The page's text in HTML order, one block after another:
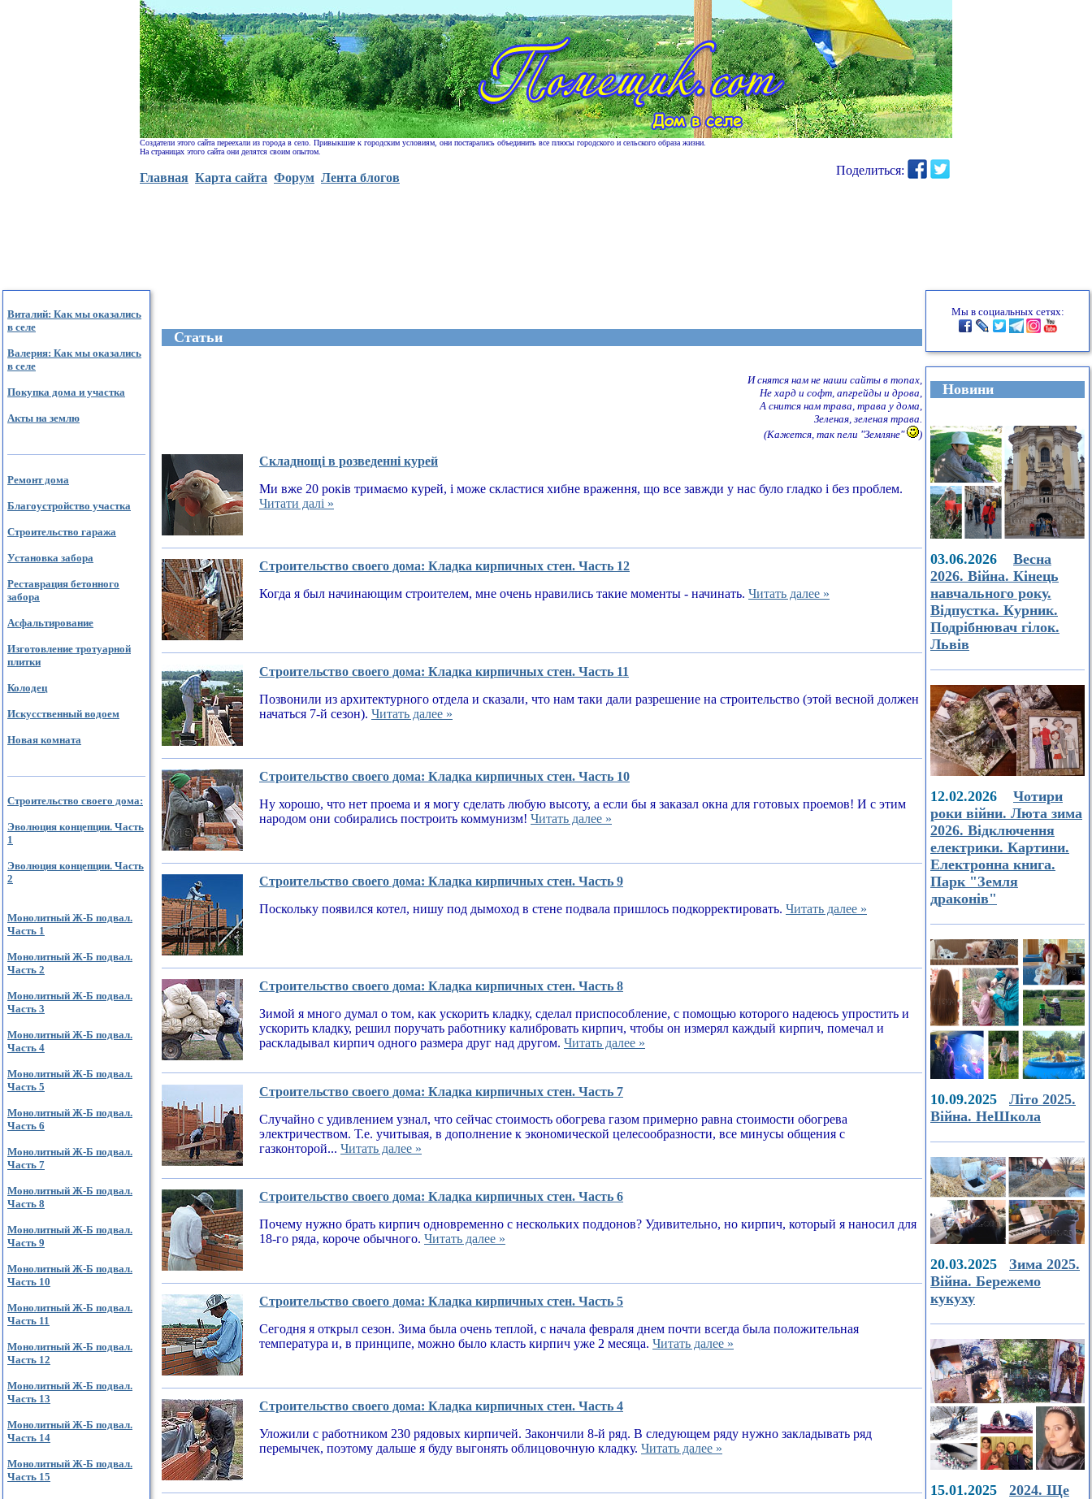
Создатели этого сайта переехали из города в село. Привыкшие к городским условиям, они постарались объединить все плюсы городского и сельского образа жизни.
На страницах этого сайта они делятся своим опытом.
Главная Карта сайта Форум Лента блогов
Поделиться:
Виталий: Как мы оказались
в селе
Валерия: Как мы оказались
в селе
Покупка дома и участка
Акты на землю
Ремонт дома
Благоустройство участка
Строительство гаража
Установка забора
Реставрация бетонного
забора
Асфальтирование
Изготовление тротуарной
плитки
Колодец
Искусственный водоем
Новая комната
Строительство своего дома:
Эволюция концепции. Часть
1
Эволюция концепции. Часть
2
Монолитный Ж-Б подвал.
Часть 1
Монолитный Ж-Б подвал.
Часть 2
Монолитный Ж-Б подвал.
Часть 3
Монолитный Ж-Б подвал.
Часть 4
Монолитный Ж-Б подвал.
Часть 5
Монолитный Ж-Б подвал.
Часть 6
Монолитный Ж-Б подвал.
Часть 7
Монолитный Ж-Б подвал.
Часть 8
Монолитный Ж-Б подвал.
Часть 9
Монолитный Ж-Б подвал.
Часть 10
Монолитный Ж-Б подвал.
Часть 11
Монолитный Ж-Б подвал.
Часть 12
Монолитный Ж-Б подвал.
Часть 13
Монолитный Ж-Б подвал.
Часть 14
Монолитный Ж-Б подвал.
Часть 15
Cтатьи
И снятся нам не наши сайты в топах,
Не хард и софт, апгрейды и дрова,
А снится нам трава, трава у дома,
Зеленая, зеленая трава.
(Кажется, так пели "Земляне"
)
Складнощі в розведенні курей
Ми вже 20 років тримаємо курей, і може скластися хибне враження, що все завжди у нас було гладко і без проблем.
Читати далі »
Строительство своего дома: Кладка кирпичных стен. Часть 12
Когда я был начинающим строителем, мне очень нравились такие моменты - начинать. Читать далее »
Строительство своего дома: Кладка кирпичных стен. Часть 11
Позвонили из архитектурного отдела и сказали, что нам таки дали разрешение на строительство (этой весной должен
начаться 7-й сезон). Читать далее »
Строительство своего дома: Кладка кирпичных стен. Часть 10
Ну хорошо, что нет проема и я могу сделать любую высоту, а если бы я заказал окна для готовых проемов! И с этим
народом они собирались построить коммунизм! Читать далее »
Строительство своего дома: Кладка кирпичных стен. Часть 9
Поскольку появился котел, нишу под дымоход в стене подвала пришлось подкорректировать. Читать далее »
Строительство своего дома: Кладка кирпичных стен. Часть 8
Зимой я много думал о том, как ускорить кладку, сделал приспособление, с помощью которого надеюсь упростить и
ускорить кладку, решил поручать работнику калибровать кирпич, чтобы он измерял каждый кирпич, помечал и
раскладывал кирпич одного размера друг над другом. Читать далее »
Строительство своего дома: Кладка кирпичных стен. Часть 7
Случайно с удивлением узнал, что сейчас стоимость обогрева газом примерно равна стоимости обогрева
электричеством. Т.е. учитывая, в дополнение к экономической целесообразности, все минусы общения с
газконторой... Читать далее »
Строительство своего дома: Кладка кирпичных стен. Часть 6
Почему нужно брать кирпич одновременно с нескольких поддонов? Удивительно, но кирпич, который я наносил для
18-го ряда, короче обычного. Читать далее »
Строительство своего дома: Кладка кирпичных стен. Часть 5
Сегодня я открыл сезон. Зима была очень теплой, с начала февраля днем почти всегда была положительная
температура и, в принципе, можно было класть кирпич уже 2 месяца. Читать далее »
Строительство своего дома: Кладка кирпичных стен. Часть 4
Уложили с работником 230 рядовых кирпичей. Закончили 8-й ряд. В следующем ряду нужно закладывать ряд
перемычек, поэтому дальше я буду выгонять облицовочную кладку. Читать далее »
Мы в социальных сетях:
Новини
03.06.2026 Весна
2026. Війна. Кінець
навчального року.
Відпустка. Курник.
Подрібнювач гілок.
Львів
12.02.2026 Чотири
роки війни. Люта зима
2026. Відключення
електрики. Картини.
Електронна книга.
Парк "Земля
драконів"
10.09.2025 Літо 2025.
Війна. НеШкола
20.03.2025 Зима 2025.
Війна. Бережемо
кукуху
15.01.2025 2024. Ще